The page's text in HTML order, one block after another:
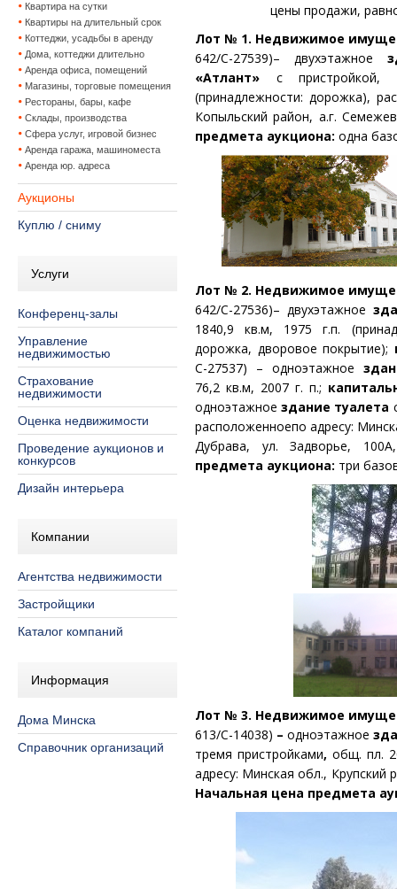
Квартира на сутки
Квартиры на длительный срок
Коттеджи, усадьбы в аренду
Дома, коттеджи длительно
Аренда офиса, помещений
Магазины, торговые помещения
Рестораны, бары, кафе
Склады, производства
Сфера услуг, игровой бизнес
Аренда гаража, машиноместа
Аренда юр. адреса
Аукционы
Куплю / сниму
Услуги
Конференц-залы
Управление
недвижимостью
Страхование
недвижимости
Оценка недвижимости
Проведение аукционов и
конкурсов
Дизайн интерьера
Компании
Агентства недвижимости
Застройщики
Каталог компаний
Информация
Дома Минска
Справочник организаций
цены продажи,
Лот № 1. Недвижимое
642/С-27539)– двухэтажное
«Атлант» с
(принадлежности: дорожка),
Копыльский район, а.г.
предмета аукциона: одна
Лот № 2. Недвижимое
642/С-27536)– двухэтажное
1840,9 кв.м, 1975 г.п.
дорожка, дворовое покрытие);
С-27537) – одноэтажное
76,2 кв.м, 2007 г. п.;
одноэтажноездание туалета
расположенноепо адресу:
Дубрава, ул. Задворье,
предмета аукциона: три
Лот № 3. Недвижимое
613/С-14038) – одноэтажное
тремя пристройками, общ. пл.
адресу: Минская обл., Крупский
Начальная цена предмета